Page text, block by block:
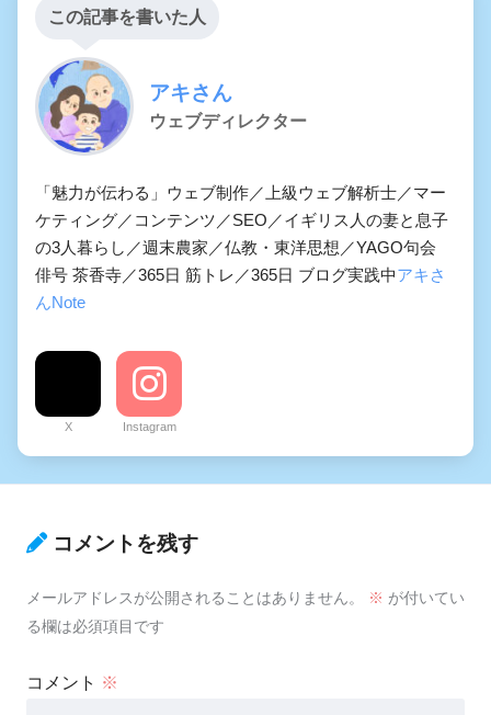
この記事を書いた人
アキさん
ウェブディレクター
「魅力が伝わる」ウェブ制作／上級ウェブ解析士／マー
ケティング／コンテンツ／SEO／イギリス人の妻と息子
の3人暮らし／週末農家／仏教・東洋思想／YAGO句会
俳号 茶香寺／365日 筋トレ／365日 ブログ実践中アキさ
んNote
X Instagram
コメントを残す
メールアドレスが公開されることはありません。 ※ が付いてい
る欄は必須項目です
コメント ※